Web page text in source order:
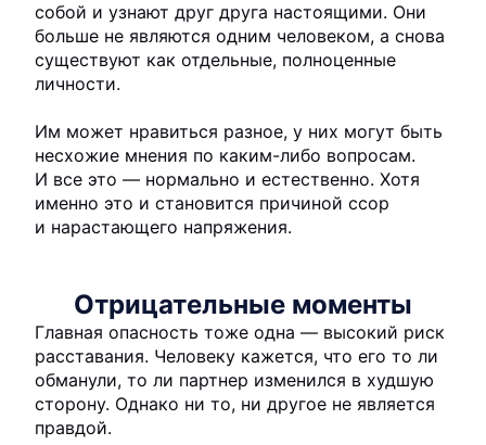
собой и узнают друг друга настоящими. Они
больше не являются одним человеком, а снова
существуют как отдельные, полноценные
личности.
Им может нравиться разное, у них могут быть
несхожие мнения по каким-либо вопросам.
И все это — нормально и естественно. Хотя
именно это и становится причиной ссор
и нарастающего напряжения.
Отрицательные моменты
Главная опасность тоже одна — высокий риск
расставания. Человеку кажется, что его то ли
обманули, то ли партнер изменился в худшую
сторону. Однако ни то, ни другое не является
правдой.